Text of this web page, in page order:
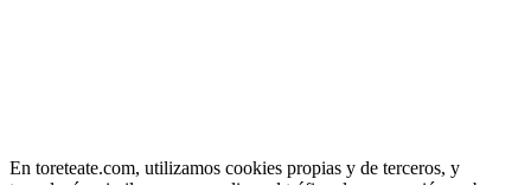
En toreteate.com, utilizamos cookies propias y de terceros, y